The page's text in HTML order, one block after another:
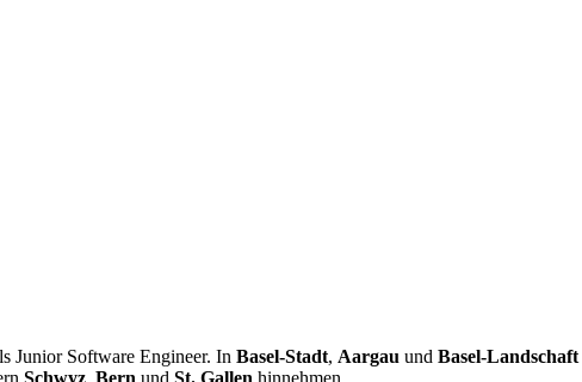
Junior Software Engineer. In Basel-Stadt, Aargau und Basel-Landschaft
Schwyz Bern und St. Gallen hinnehmen.